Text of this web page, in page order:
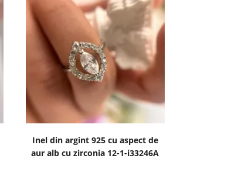
Inel din argint 925 cu aspect de
aur alb cu zirconia 12-1-i33246A